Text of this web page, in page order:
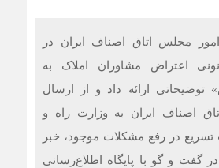
مجلس اتاق اصناف ایران در
اعتراض مشاوران املاک به
توضیحاتی ارائه داد و از ارسال
اصناف ایران به وزارت راه و
در رفع مشکلات موجود، خبر
گفت و گو با پایگاه اطلاع‌رسانی